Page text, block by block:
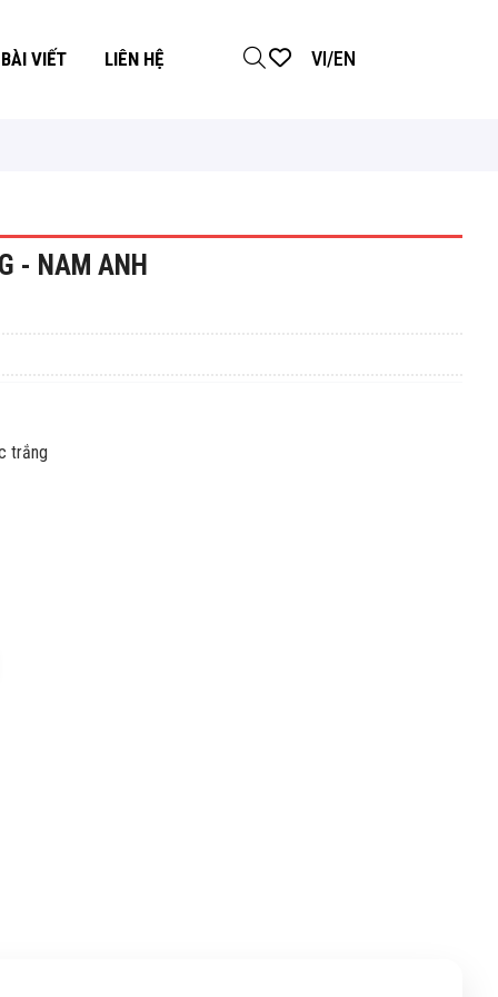
BÀI VIẾT LIÊN HỆ VI/EN
- NAM ANH